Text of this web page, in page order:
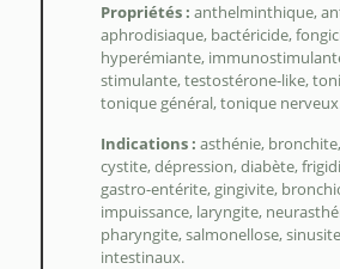
Propriétés : anthelminthique,
aphrodisiaque, bactéricide,
hyperémiante,
stimulante, testostérone-like,
tonique général, tonique
Indications : asthénie,
cystite, dépression, diabète,
gastro-entérite, gingivite,
impuissance, laryngite,
pharyngite, salmonellose,
intestinaux.